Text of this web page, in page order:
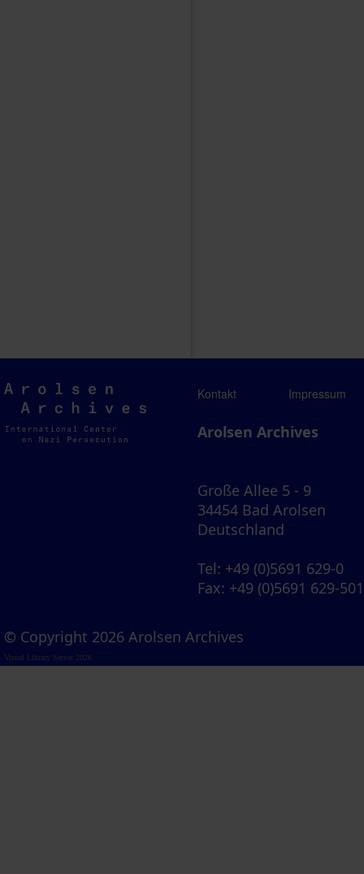
Arolsen
Archives
Kontakt Impressum
Arolsen Archives
Große Allee 5 - 9
34454 Bad Arolsen
Deutschland
Tel: +49 (0)5691 629-0
Fax: +49 (0)5691 629-501
© Copyright 2026 Arolsen Archives
Visual Library Server 2026